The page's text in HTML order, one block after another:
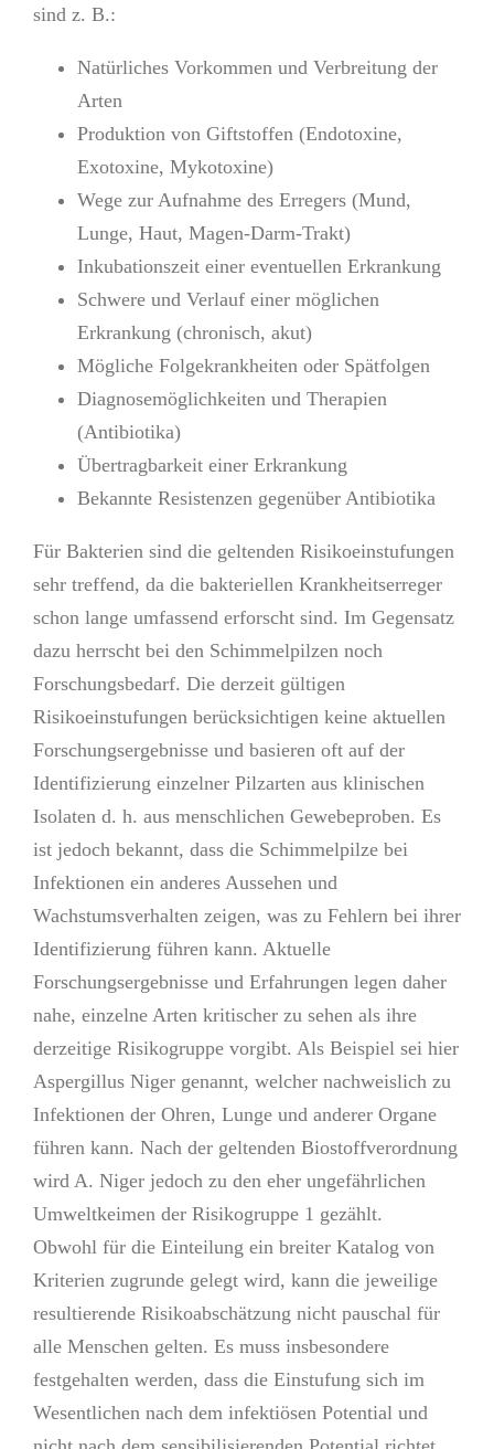
sind z. B.:
Natürliches Vorkommen und Verbreitung der
Arten
Produktion von Giftstoffen (Endotoxine,
Exotoxine, Mykotoxine)
Wege zur Aufnahme des Erregers (Mund,
Lunge, Haut, Magen-Darm-Trakt)
Inkubationszeit einer eventuellen Erkrankung
Schwere und Verlauf einer möglichen
Erkrankung (chronisch, akut)
Mögliche Folgekrankheiten oder Spätfolgen
Diagnosemöglichkeiten und Therapien
(Antibiotika)
Übertragbarkeit einer Erkrankung
Bekannte Resistenzen gegenüber Antibiotika
Für Bakterien sind die geltenden Risikoeinstufungen
sehr treffend, da die bakteriellen Krankheitserreger
schon lange umfassend erforscht sind. Im Gegensatz
dazu herrscht bei den Schimmelpilzen noch
Forschungsbedarf. Die derzeit gültigen
Risikoeinstufungen berücksichtigen keine aktuellen
Forschungsergebnisse und basieren oft auf der
Identifizierung einzelner Pilzarten aus klinischen
Isolaten d. h. aus menschlichen Gewebeproben. Es
ist jedoch bekannt, dass die Schimmelpilze bei
Infektionen ein anderes Aussehen und
Wachstumsverhalten zeigen, was zu Fehlern bei ihrer
Identifizierung führen kann. Aktuelle
Forschungsergebnisse und Erfahrungen legen daher
nahe, einzelne Arten kritischer zu sehen als ihre
derzeitige Risikogruppe vorgibt. Als Beispiel sei hier
Aspergillus Niger genannt, welcher nachweislich zu
Infektionen der Ohren, Lunge und anderer Organe
führen kann. Nach der geltenden Biostoffverordnung
wird A. Niger jedoch zu den eher ungefährlichen
Umweltkeimen der Risikogruppe 1 gezählt.
Obwohl für die Einteilung ein breiter Katalog von
Kriterien zugrunde gelegt wird, kann die jeweilige
resultierende Risikoabschätzung nicht pauschal für
alle Menschen gelten. Es muss insbesondere
festgehalten werden, dass die Einstufung sich im
Wesentlichen nach dem infektiösen Potential und